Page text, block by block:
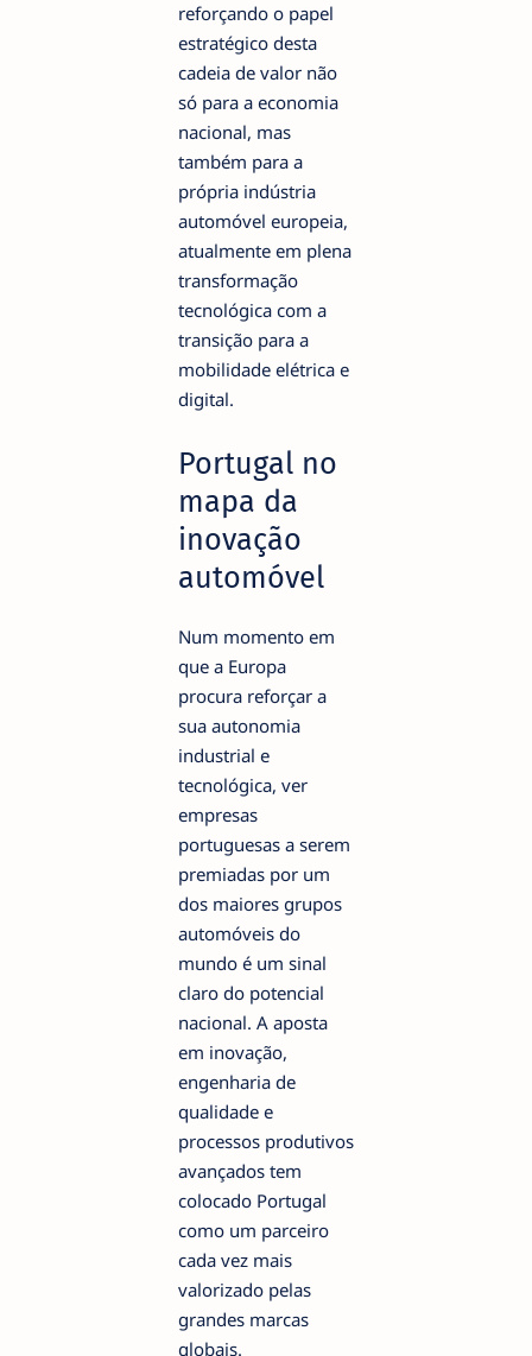
reforçando o papel
estratégico desta
cadeia de valor não
só para a economia
nacional, mas
também para a
própria indústria
automóvel europeia,
atualmente em plena
transformação
tecnológica com a
transição para a
mobilidade elétrica e
digital.
Portugal no
mapa da
inovação
automóvel
Num momento em
que a Europa
procura reforçar a
sua autonomia
industrial e
tecnológica, ver
empresas
portuguesas a serem
premiadas por um
dos maiores grupos
automóveis do
mundo é um sinal
claro do potencial
nacional. A aposta
em inovação,
engenharia de
qualidade e
processos produtivos
avançados tem
colocado Portugal
como um parceiro
cada vez mais
valorizado pelas
grandes marcas
globais.